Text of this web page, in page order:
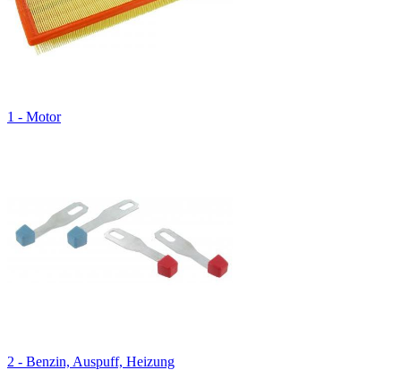
1 - Motor
2 - Benzin, Auspuff, Heizung